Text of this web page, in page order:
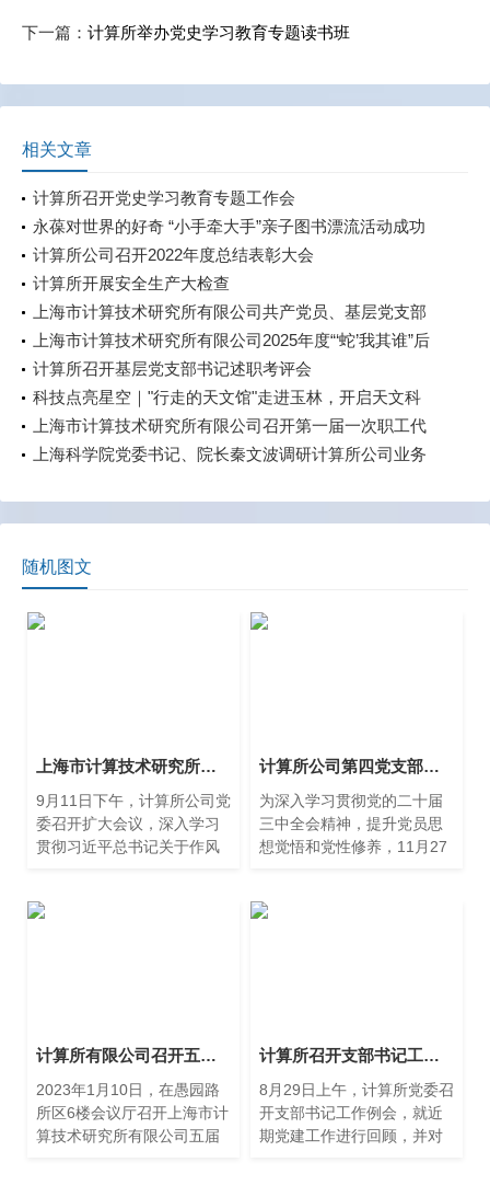
下一篇： 计算所举办党史学习教育专题读书班
相关文章
计算所召开党史学习教育专题工作会
永葆对世界的好奇 “小手牵大手”亲子图书漂流活动成功
举行
计算所公司召开2022年度总结表彰大会
计算所开展安全生产大检查
上海市计算技术研究所有限公司共产党员、基层党支部
荣获市科技系统“两优一先”表彰
上海市计算技术研究所有限公司2025年度“‘蛇’我其谁”后
备人才培养计划第一轮课程顺利开班
计算所召开基层党支部书记述职考评会
科技点亮星空｜"行走的天文馆"走进玉林，开启天文科
普新篇章
上海市计算技术研究所有限公司召开第一届一次职工代
表大会
上海科学院党委书记、院长秦文波调研计算所公司业务
随机图文
上海市计算技术研究所有限公司党委召开扩大会议总结学习教育
9月11日下午，计算所公司党
委召开扩大会议，深入学习
贯彻习近平总书记关于作风
作党委有关会议精神，总结
计算所公司第四党支部、第五党支部开展联合主题党日
为深入学习贯彻党的二十届
三中全会精神，提升党员思
想觉悟和党性修养，11月27
题党日，走进静安寺街道党
计算所有限公司召开五届九次职工代表大会
2023年1月10日，在愚园路
所区6楼会议厅召开上海市计
算技术研究所有限公司五届
计算所召开支部书记工作例会
8月29日上午，计算所党委召
开支部书记工作例会，就近
期党建工作进行回顾，并对